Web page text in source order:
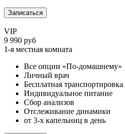
Записаться
VIP
9 990 руб
1-я местная комната
Все опции «По-домашнему»
Личный врач
Бесплатная транспортировка
Индивидуальное питание
Сбор анализов
Отслеживание динамики
от 3-х капельниц в день